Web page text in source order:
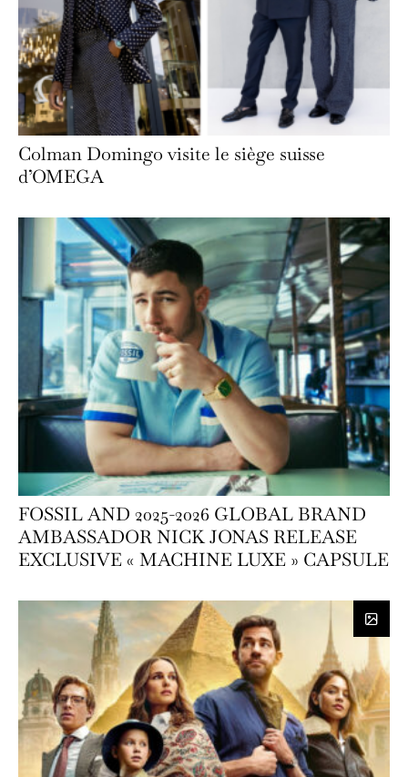
Colman Domingo visite le siège suisse
d’OMEGA
FOSSIL AND 2025-2026 GLOBAL BRAND
AMBASSADOR NICK JONAS RELEASE
EXCLUSIVE « MACHINE LUXE » CAPSULE